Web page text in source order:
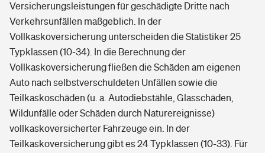
Versicherungsleistungen für geschädigte Dritte nach
Verkehrsunfällen maßgeblich. In der
Vollkaskoversicherung unterscheiden die Statistiker 25
Typklassen (10-34). In die Berechnung der
Vollkaskoversicherung fließen die Schäden am eigenen
Auto nach selbstverschuldeten Unfällen sowie die
Teilkaskoschäden (u. a. Autodiebstähle, Glasschäden,
Wildunfälle oder Schäden durch Naturereignisse)
vollkaskoversicherter Fahrzeuge ein. In der
Teilkaskoversicherung gibt es 24 Typklassen (10-33). Für